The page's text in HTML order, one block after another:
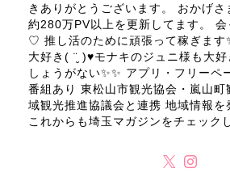
きありがとうございます。 おかげさ
約280万PV以上を更新してます。
♡ 推し活のために頑張って稼ぎます
大好き( ¨̮ )♥モナキのジュニ様も大
しょうがない✨✨ アプリ・フリーペ
番組あり 東松山市観光協会・嵐山町
域観光推進協議会と連携 地域情報を
これからも埼玉マガジンをチェック